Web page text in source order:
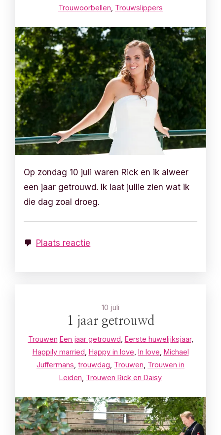
Trouwoorbellen Trouwslippers
Op zondag 10 juli waren Rick en ik alweer
een jaar getrouwd. Ik laat jullie zien wat ik
die dag zoal droeg.
Plaats reactie
10 juli
1 jaar getrouwd
Trouwen Een jaar getrouwd Eerste huwelijksjaar,
Happily married Happy in love In love Michael
Juffermans trouwdag Trouwen Trouwen in
Leiden Trouwen Rick en Daisy